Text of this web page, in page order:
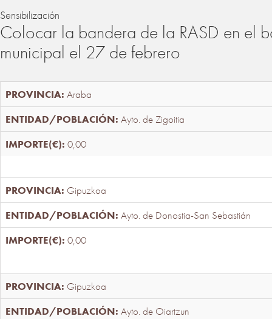
Sensibilización
Colocar la bandera de la RASD en el
municipal el 27 de febrero
Araba
Ayto. de Zigoitia
0,00
Gipuzkoa
Ayto. de Donostia-San Sebastián
0,00
Gipuzkoa
Ayto. de Oiartzun